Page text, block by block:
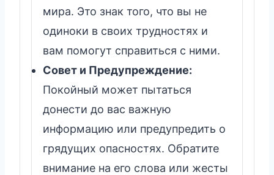
мира. Это знак того, что вы не
одиноки в своих трудностях и
вам помогут справиться с ними.
Совет и Предупреждение:
Покойный может пытаться
донести до вас важную
информацию или предупредить о
грядущих опасностях. Обратите
внимание на его слова или жесты